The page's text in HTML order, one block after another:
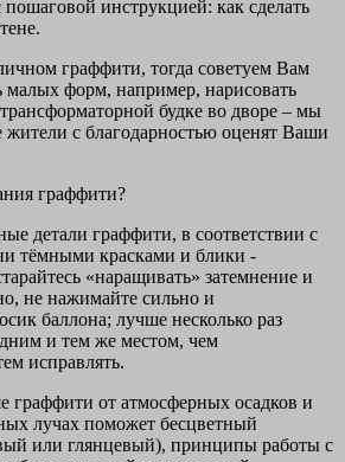
пошаговой инструкцией: как сделать
граффити, тогда советуем Вам
малых форм, например, нарисовать
будке во дворе – мы
жители с благодарностью оценят Ваши
граффити?
детали граффити, в соответствии с
тёмными красками и блики -
«наращивать» затемнение и
не нажимайте сильно и
баллона; лучше несколько раз
и тем же местом, чем
исправлять.
от атмосферных осадков и
лучах поможет бесцветный
или глянцевый), принципы работы с